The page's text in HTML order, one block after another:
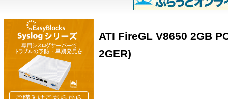
ATI FireGL V8650 2GB
2GER)